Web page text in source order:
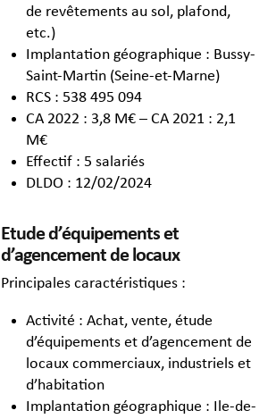
de revêtements au sol, plafond,
etc.)
Implantation géographique : Bussy-
Saint-Martin (Seine-et-Marne)
RCS : 538 495 094
CA 2022 : 3,8 M€ – CA 2021 : 2,1
M€
Effectif : 5 salariés
DLDO : 12/02/2024
Etude d’équipements et
d’agencement de locaux
Principales caractéristiques :
Activité : Achat, vente, étude
d’équipements et d’agencement de
locaux commerciaux, industriels et
d’habitation
Implantation géographique : Ile-de-